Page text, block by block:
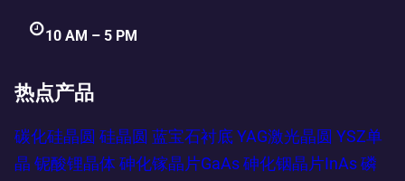
10 AM – 5 PM
热点产品
碳化硅晶圆 硅晶圆 蓝宝石衬底 YAG激光晶圆 YSZ单
晶 铌酸锂晶体 砷化镓晶片GaAs 砷化铟晶片InAs 磷